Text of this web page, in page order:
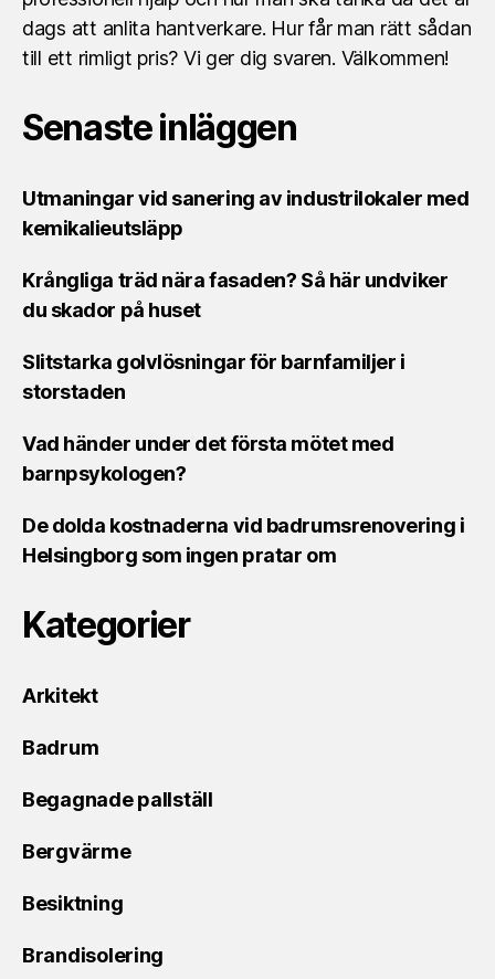
dags att anlita hantverkare. Hur får man rätt sådan
till ett rimligt pris? Vi ger dig svaren. Välkommen!
Senaste inläggen
Utmaningar vid sanering av industrilokaler med
kemikalieutsläpp
Krångliga träd nära fasaden? Så här undviker
du skador på huset
Slitstarka golvlösningar för barnfamiljer i
storstaden
Vad händer under det första mötet med
barnpsykologen?
De dolda kostnaderna vid badrumsrenovering i
Helsingborg som ingen pratar om
Kategorier
Arkitekt
Badrum
Begagnade pallställ
Bergvärme
Besiktning
Brandisolering